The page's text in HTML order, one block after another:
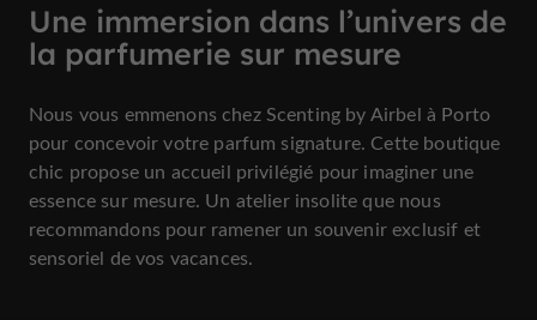
Une immersion dans l’univers de
la parfumerie sur mesure
Nous vous emmenons chez Scenting by Airbel à Porto
pour concevoir votre parfum signature. Cette boutique
chic propose un accueil privilégié pour imaginer une
essence sur mesure. Un atelier insolite que nous
recommandons pour ramener un souvenir exclusif et
sensoriel de vos vacances.